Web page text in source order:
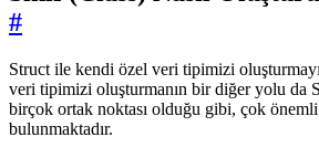
#
Struct ile kendi özel veri tipimizi
veri tipimizi oluşturmanın bir diğer yolu da
birçok ortak noktası olduğu gibi, çok önemli
bulunmaktadır.